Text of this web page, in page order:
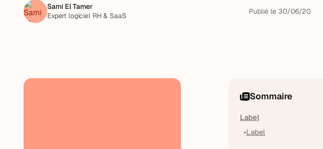
Sami El Tamer
Expert logiciel RH & SaaS
Publié le 30/06/20
Sommaire
Label
Label